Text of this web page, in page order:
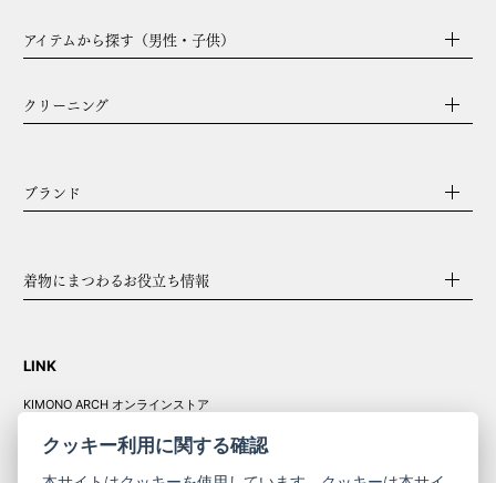
アイテムから探す（男性・子供）
クリーニング
ブランド
着物にまつわるお役立ち情報
LINK
KIMONO ARCH オンラインストア
クッキー利用に関する確認